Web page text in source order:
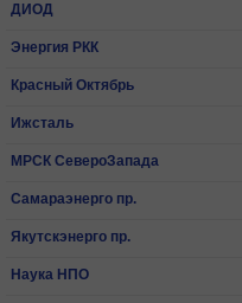
ДИОД
Энергия РКК
Красный Октябрь
Ижсталь
МРСК СевероЗапада
Самараэнерго пр.
Якутскэнерго пр.
Наука НПО